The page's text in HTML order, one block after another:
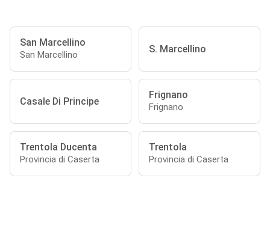
San Marcellino
San Marcellino S. Marcellino
Casale Di Principe
Frignano
Frignano
Trentola Ducenta
Provincia di Caserta
Trentola
Provincia di Caserta